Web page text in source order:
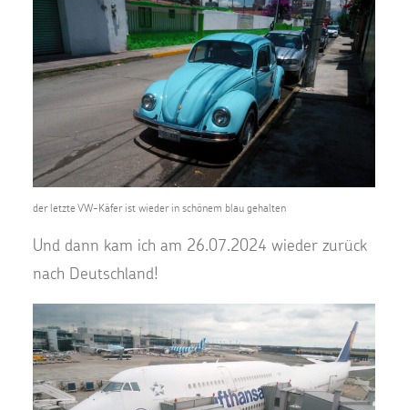
der letzte VW-Käfer ist wieder in schönem blau gehalten
Und dann kam ich am 26.07.2024 wieder zurück
nach Deutschland!